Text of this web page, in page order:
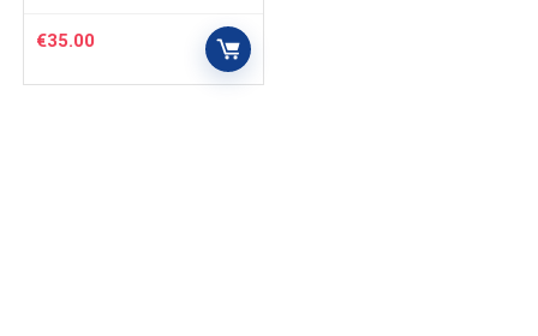
€35.00